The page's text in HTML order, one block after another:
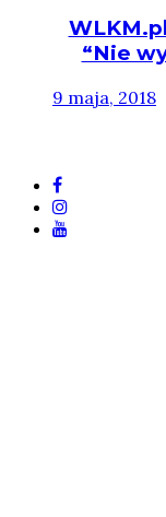
“Nie
9 maja, 2018